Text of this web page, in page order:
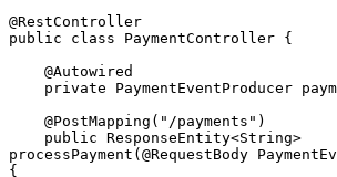
@RestController
public class PaymentController {
    @Autowired
private PaymentEventProducer
    @PostMapping("/payments")
processPayment(@RequestBody
{